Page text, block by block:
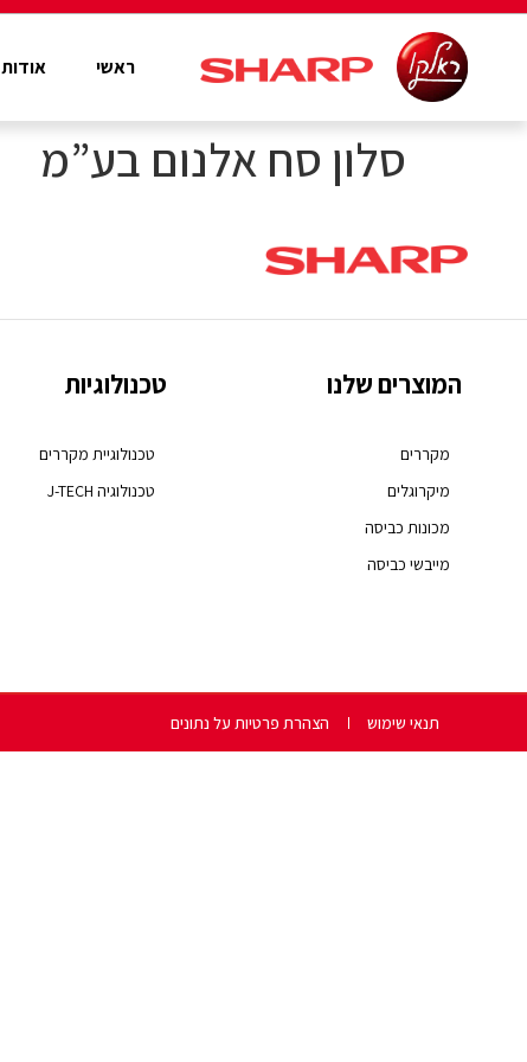
ראשי אודות
סלון סח אלנום בע”מ
המוצרים שלנו
מקררים
מיקרוגלים
מכונות כביסה
מייבשי כביסה
טכנולוגיות
טכנולוגיית מקררים
טכנולוגיה J-TECH
תנאי שימוש הצהרת פרטיות על נתונים